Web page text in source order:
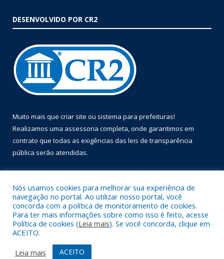
DESENVOLVIDO POR CR2
Muito mais que criar site ou sistema para prefeituras!
Realizamos uma assessoria completa, onde garantimos em
contrato que todas as exigências das leis de transparência
pública serão atendidas.
Todos os direitos reservados a Prefeitura Municipal de Óbidos.
Mapa do Site
Acessar Área Administrativa
Nós usamos cookies para melhorar sua experiência de
navegação no portal. Ao utilizar nosso portal, você
concorda com a política de monitoramento de cookies.
Para ter mais informações sobre como isso é feito, acesse
Política de cookies (Leia mais). Se você concorda, clique em
ACEITO.
Leia mais
ACEITO